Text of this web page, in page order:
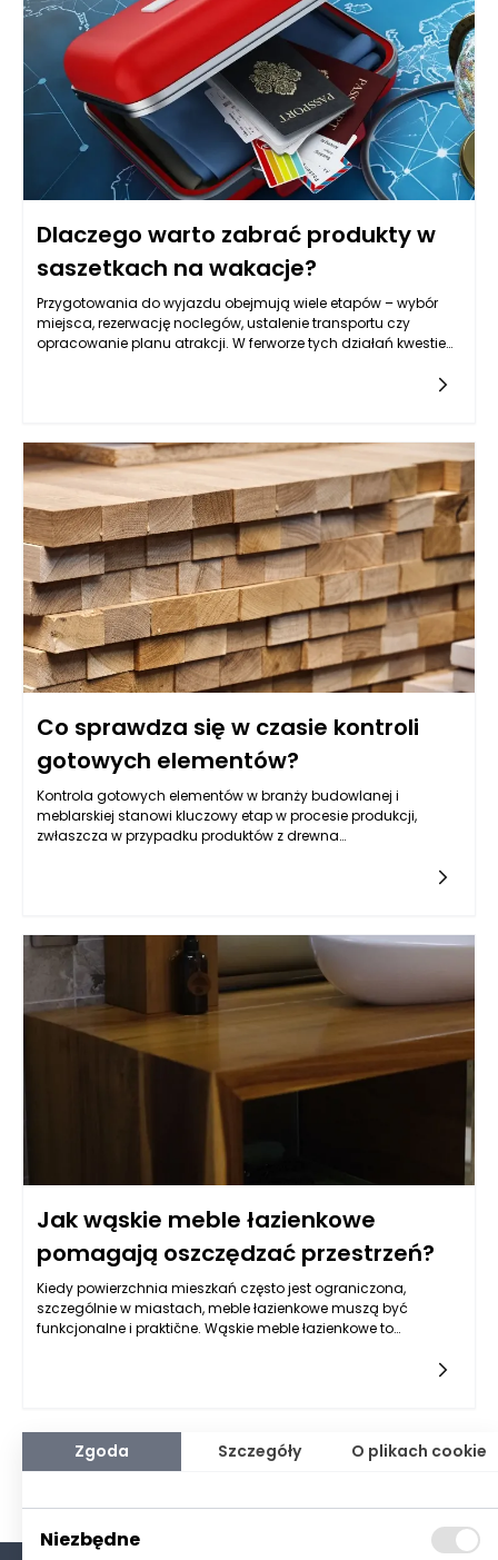
przez wystające fronty. W tej skali nawet kilka centymetrów
różnicy w głębokości potrafi zmienić komfort użytkowania.
Meble łazienkowe powinny też rozwiązywać typowy problem
małej przestrzeni, czyli „nadmiar drobiazgów na wierzchu”. Im
lepiej zaprojektowane przechowywanie, tym mniej rzeczy stoi
na blacie, a łazienka wygląda na większą, czystszą i
spokojniejszą w odbiorze. W zamkniętych przestrzeniach
najlepiej sprawdzają się rozwiązania lekkie wizualnie, z
prostymi liniami, ale też praktyczne: łatwe do mycia, odporne
na wilgoć i takie, które pozwalają zachować porządek bez
Dlaczego warto zabrać produkty w
saszetkach na wakacje?
Przygotowania do wyjazdu obejmują wiele etapów – wybór
miejsca, rezerwację noclegów, ustalenie transportu czy
opracowanie planu atrakcji. W ferworze tych działań kwestie
właśnie one mogą zadecydować o przebiegu wypoczynku.
momencie potrafią skutecznie zakłócić nawet najlepiej
zorganizowane wakacje. Produkty w saszetkach pozwalają
zmniejszyć ryzyko takich sytuacji, oferując wygodny i logiczny
sposób zarządzania akcesoriami zdrowotnymi oraz
produktami pielęgnacyjnymi. Dzięki nim można zadbać nie
tylko o bezpieczeństwo własne i bliskich, ale także o komfort
psychiczny, który jest podstawą udanego wypoczynku. To
rozwiązanie wpisuje się w nowoczesne podejście do
podróżowania – świadome, minimalistyczne i oparte na
funkcjonalności.
Co sprawdza się w czasie kontroli
gotowych elementów?
Kontrola gotowych elementów w branży budowlanej i
meblarskiej stanowi kluczowy etap w procesie produkcji,
zwłaszcza w przypadku produktów z drewna
zapewnienie, że wyprodukowane elementy spełniają określone
wykończenie powierzchni, stabilność konstrukcyjną oraz inne,
istotne dla użytkownika, parametry. Dzięki temu producent
drewna klejonego jest w stanie nie tylko uniknąć niezgodności
i problemów na późniejszym etapie, ale także zwiększyć swoją
konkurencyjność na rynku poprzez dostarczanie produktów
najwyższej jakości, które spełniają oczekiwania klientów.
Jak wąskie meble łazienkowe
pomagają oszczędzać przestrzeń?
Kiedy powierzchnia mieszkań często jest ograniczona,
szczególnie w miastach, meble łazienkowe muszą być
funkcjonalne i praktične. Wąskie meble łazienkowe to
nowoczesnych łazienek, które nierzadko są niewielkich
rozmiarów. Wąskie meble oferują nie tylko oszczędność
miejsca, ale również różnorodność stylów, które mogą
Zgoda Szczegóły O plikach cookie
Niezbędne